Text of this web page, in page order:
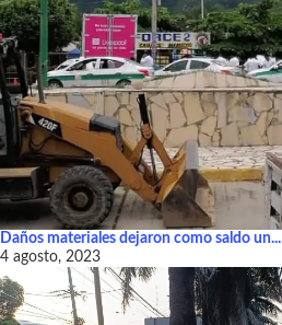
Daños materiales dejaron como saldo un...
4 agosto, 2023